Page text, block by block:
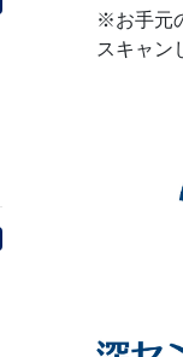
※お手元
スキャン